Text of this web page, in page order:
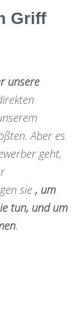
Griff
unsere
Aber es
geht,
sie , um
tun, und um
.